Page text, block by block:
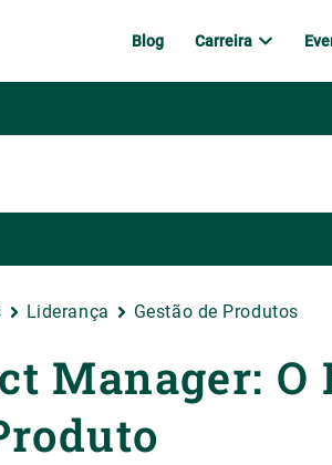
Blog Carreira
Liderança Gestão de Produtos
Manager: O